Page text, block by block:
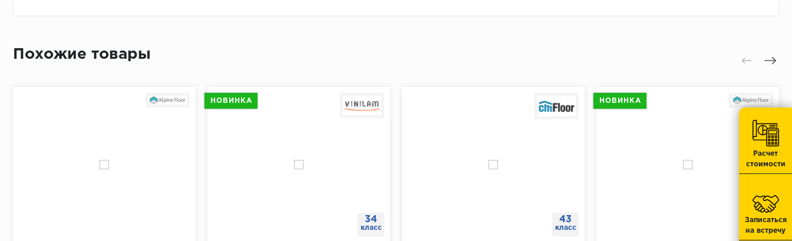
внутрь полотна. Кроме того, SPC ламинат устойчив к огню, и сочетается с системами теплого пола. И наконец, это покрытие износостойкое и долговечное, что
Похожие товары
34
класс
НОВИНКА
43
класс
НОВИНКА
Расчет
стоимости
Записаться
на встречу